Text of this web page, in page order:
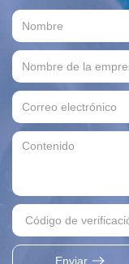
Enviar